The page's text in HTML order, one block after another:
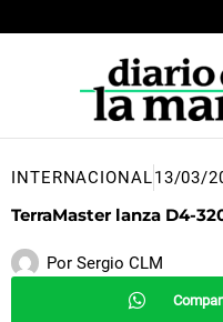
al
INTERNACIONAL13/03/
TerraMaster lanza D4-
Por Sergio CLM